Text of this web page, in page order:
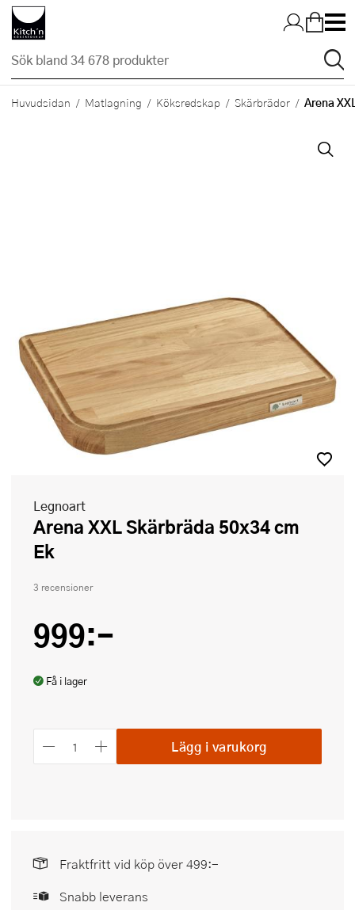
Hopp till huvudinnehållet
Huvudsidan Matlagning Köksredskap Skärbrädor Arena
Legnoart
Arena XXL Skärbräda 50x34 cm
Ek
3 recensioner
999:-
Få i lager
Lägg i varukorg
Fraktfritt vid köp över 499:-
Snabb leverans